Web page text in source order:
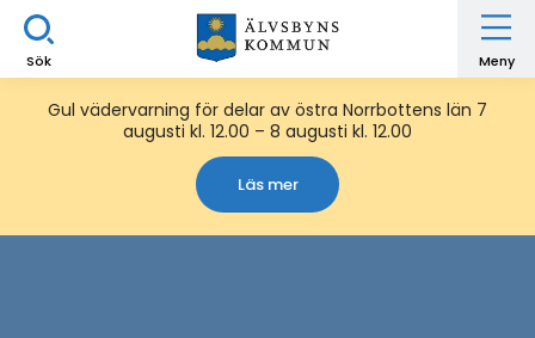
Sök Meny
Gul vädervarning för delar av östra Norrbottens län 7
augusti kl. 12.00 – 8 augusti kl. 12.00
Läs mer